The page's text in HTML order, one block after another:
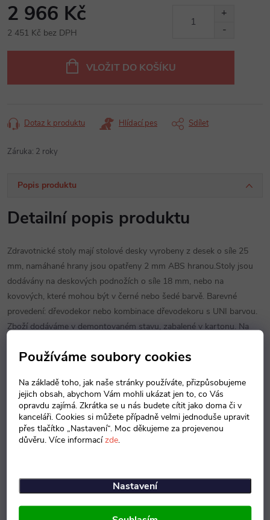
Používáme soubory cookies
Na základě toho, jak naše stránky používáte, přizpůsobujeme
jejich obsah, abychom Vám mohli ukázat jen to, co Vás
opravdu zajímá. Zkrátka se u nás budete cítit jako doma či v
kanceláři. Cookies si můžete případně velmi jednoduše upravit
přes tlačítko „Nastavení“. Moc děkujeme za projevenou
důvěru. Více informacízde.
Nastavení
2 966 Kč
2 451 Kč bez DPH
VLOŽIT DO KOŠÍKU
Dotaz k produktu Hlídací pes Sdílet
Záruka: 2 roky
Popis produktu
Detailní popis produktu
Zdravotnické stoly mají stolové desky vyrobeny z desek o síle 25
mm, namáhané hrany jsou opatřeny 2 mm ABS hranou.Stoly jsou
dodávány na deskových podnožích o síle 18 mm, nebo na
kovových, které mohou být v černé nebo šedé barvě. Barevné
provedení: dřevodekor nebo kombinace dřevodekoru s UNI barvou.
Zboží dodáváme v demontovaném stavu, zabalené v kartonu. Na
DEKORY DŘEVA